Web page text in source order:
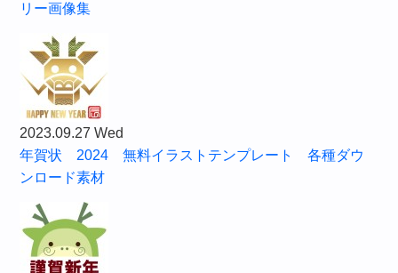
リー画像集
2023.09.27 Wed
年賀状 2024 無料イラストテンプレート 各種ダウ
ンロード素材